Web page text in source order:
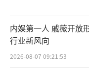
内娱第一人 戚薇开放
行业新风向
2026-08-07 09:21:53